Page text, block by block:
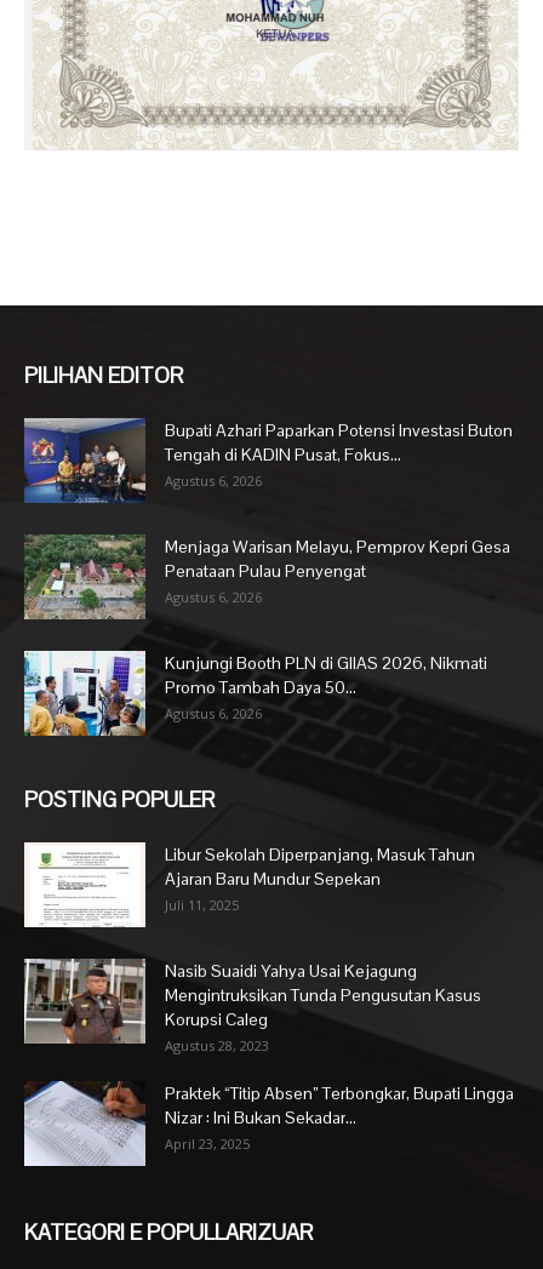
PILIHAN EDITOR
Bupati Azhari Paparkan Potensi Investasi Buton
Tengah di KADIN Pusat, Fokus...
Agustus 6, 2026
Menjaga Warisan Melayu, Pemprov Kepri Gesa
Penataan Pulau Penyengat
Agustus 6, 2026
Kunjungi Booth PLN di GIIAS 2026, Nikmati
Promo Tambah Daya 50...
Agustus 6, 2026
POSTING POPULER
Libur Sekolah Diperpanjang, Masuk Tahun
Ajaran Baru Mundur Sepekan
Juli 11, 2025
Nasib Suaidi Yahya Usai Kejagung
Mengintruksikan Tunda Pengusutan Kasus
Korupsi Caleg
Agustus 28, 2023
Praktek “Titip Absen” Terbongkar, Bupati Lingga
Nizar : Ini Bukan Sekadar...
April 23, 2025
KATEGORI E POPULLARIZUAR